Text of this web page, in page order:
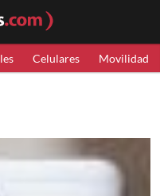
Celulares Movilidad